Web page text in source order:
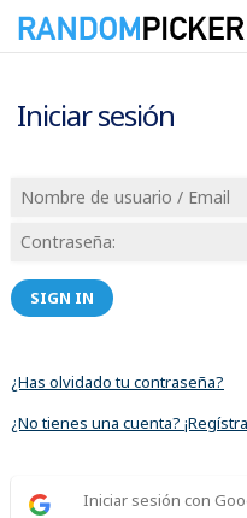
Iniciar sesión
SIGN IN
¿Has olvidado tu contraseña?
¿No tienes una cuenta?
Iniciar sesión con